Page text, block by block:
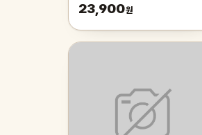
복
23,900원